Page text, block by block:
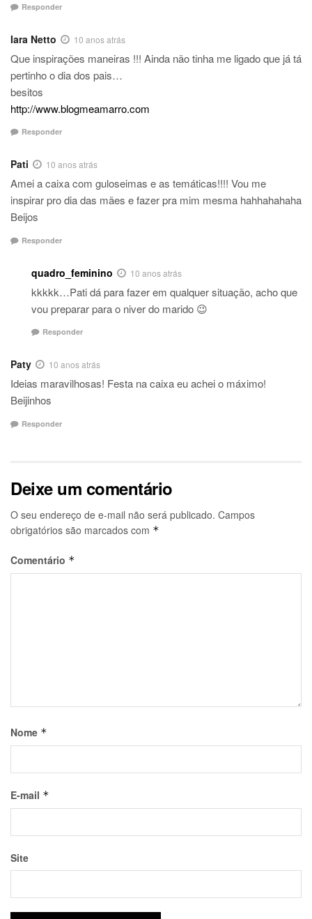
Responder
Iara Netto 10 anos atrás
Que inspirações maneiras !!! Ainda não tinha me ligado que já tá
pertinho o dia dos pais…
besitos
http://www.blogmeamarro.com
Responder
Pati 10 anos atrás
Amei a caixa com guloseimas e as temáticas!!!! Vou me
inspirar pro dia das mães e fazer pra mim mesma hahhahahaha
Beijos
Responder
quadro_feminino 10 anos atrás
kkkkk…Pati dá para fazer em qualquer situação, acho que
vou preparar para o niver do marido 😉
Responder
Paty 10 anos atrás
Ideias maravilhosas! Festa na caixa eu achei o máximo!
Beijinhos
Responder
Deixe um comentário
O seu endereço de e-mail não será publicado. Campos
obrigatórios são marcados com *
Comentário *
Nome *
E-mail *
Site